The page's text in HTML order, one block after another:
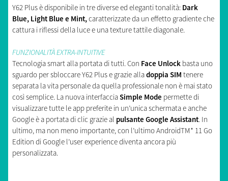
Y62 Plus è disponibile in tre diverse ed eleganti tonalità: Dark
Blue, Light Blue e Mint,caratterizzate da un effetto gradiente che
cattura i riflessi della luce e una texture tattile diagonale.
FUNZIONALITÀ EXTRA-INTUITIVE
Tecnologia smart alla portata di tutti. Con Face Unlock basta uno
sguardo per sbloccare Y62 Plus e grazie alladoppia SIM tenere
separata la vita personale da quella professionale non è mai stato
così semplice. La nuova interfacciaSimple Mode permette di
visualizzare tutte le app preferite in un’unica schermata e anche
Google è a portata di clic grazie al pulsante Google Assistant. In
ultimo, ma non meno importante, con l’ultimo AndroidTM* 11 Go
Edition di Google l’user experience diventa ancora più
personalizzata.